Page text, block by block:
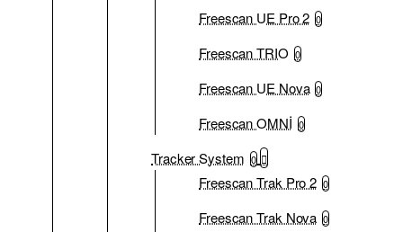
Freescan UE Pro 2 0
Freescan TRIO 0
Freescan UE Nova 0
Freescan OMNİ 0
Tracker System 0
Freescan Trak Pro 2 0
Freescan Trak Nova 0